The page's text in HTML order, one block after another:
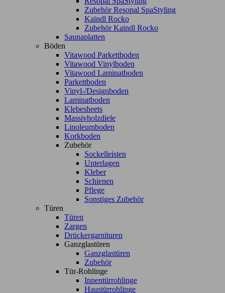
Zubehör Resopal SpaStyling
Kaindl Rocko
Zubehör Kaindl Rocko
Saunaplatten
Böden
Vitawood Parkettboden
Vitawood Vinylboden
Vitawood Laminatboden
Parkettboden
Vinyl-/Designboden
Laminatboden
Klebesheets
Massivholzdiele
Linoleumboden
Korkboden
Zubehör
Sockelleisten
Unterlagen
Kleber
Schienen
Pflege
Sonstiges Zubehör
Türen
Türen
Zargen
Drückergarnituren
Ganzglastüren
Ganzglastüren
Zubehör
Tür-Rohlinge
Innentürrohlinge
Haustürrohlinge